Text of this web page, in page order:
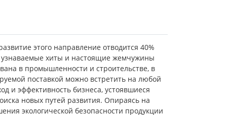
этого направление отводится 40%
хиты и настоящие жемчужины
в промышленности и строительстве, в
поставкой можно встретить на любой
и эффективность бизнеса, устоявшиеся
новых путей развития. Опираясь на
экологической безопасности продукции